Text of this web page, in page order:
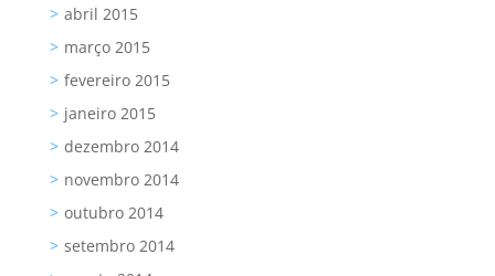
abril 2015
março 2015
fevereiro 2015
janeiro 2015
dezembro 2014
novembro 2014
outubro 2014
setembro 2014